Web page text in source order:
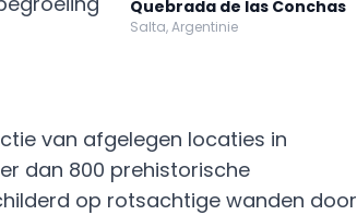
Quebrada de las Conchas
Salta, Argentinie
van afgelegen locaties in
dan 800 prehistorische
op rotsachtige wanden door